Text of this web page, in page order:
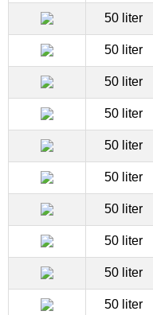
50 liter
50 liter
50 liter
50 liter
50 liter
50 liter
50 liter
50 liter
50 liter
50 liter